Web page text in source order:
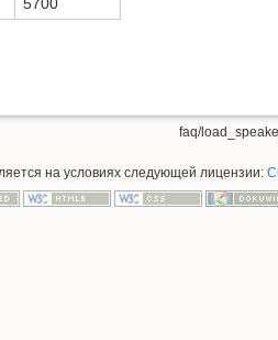
faq/
на условиях следующей лицензии: